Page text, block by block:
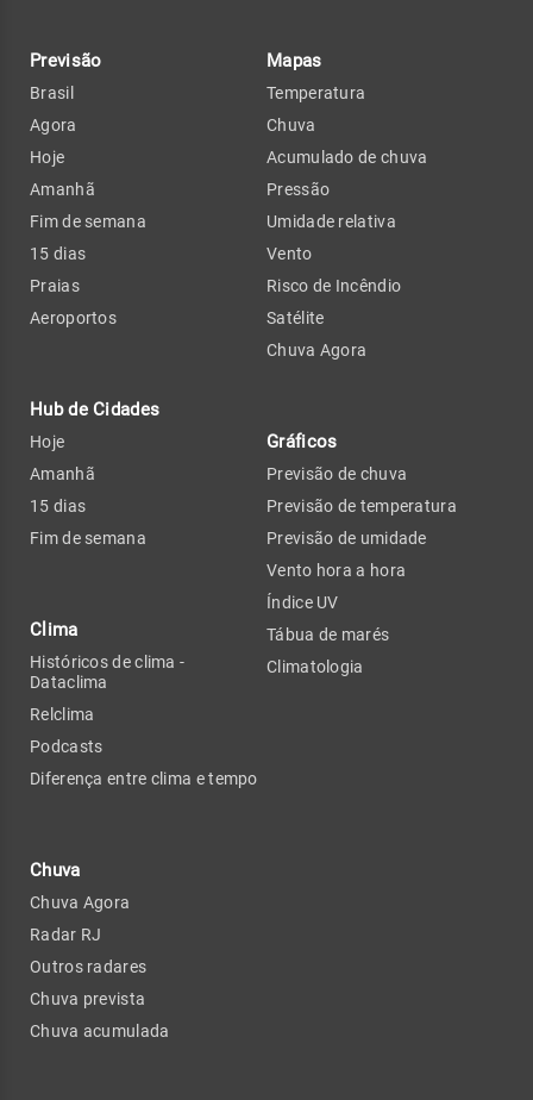
Previsão
Brasil
Agora
Hoje
Amanhã
Fim de semana
15 dias
Praias
Aeroportos
Hub de Cidades
Hoje
Amanhã
15 dias
Fim de semana
Clima
Históricos de clima -
Dataclima
Relclima
Podcasts
Diferença entre clima e tempo
Chuva
Chuva Agora
Radar RJ
Outros radares
Chuva prevista
Chuva acumulada
Mapas
Temperatura
Chuva
Acumulado de chuva
Pressão
Umidade relativa
Vento
Risco de Incêndio
Satélite
Chuva Agora
Gráficos
Previsão de chuva
Previsão de temperatura
Previsão de umidade
Vento hora a hora
Índice UV
Tábua de marés
Climatologia